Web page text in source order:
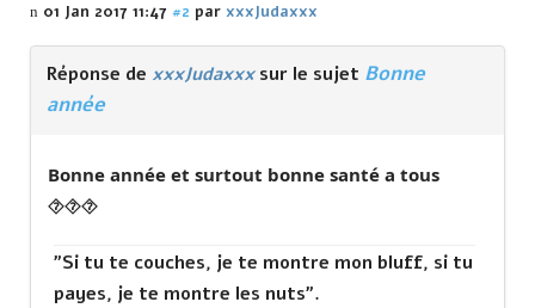
01 Jan 2017 11:47 #2 par xxxJudaxxx
Réponse de xxxJudaxxxsur le sujet Bonne
année
Bonne année et surtout bonne santé a tous
⯑⯑⯑
"Si tu te couches, je te montre mon bluff, si tu
payes, je te montre les nuts".